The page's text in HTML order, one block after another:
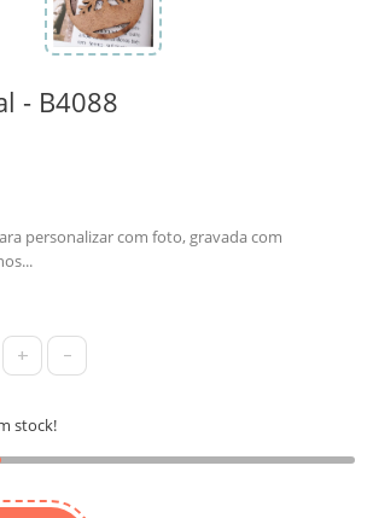
- B4088
personalizar com foto, gravada com
+ -
stock!